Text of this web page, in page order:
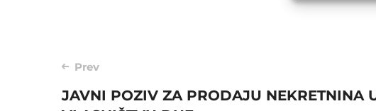
Post
Prev
JAVNI POZIV ZA PRODAJU NEKRETNINA